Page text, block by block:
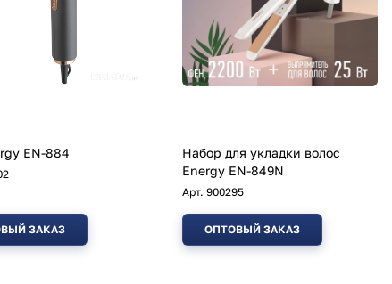
EN-884
ЗАКАЗ
Набор для укладки волос
Energy EN-849N
Арт. 900295
ОПТОВЫЙ ЗАКАЗ